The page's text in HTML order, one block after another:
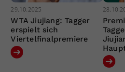
29.10.2025
WTA Jiujiang: Tagger
erspielt sich
Viertelfinalpremiere